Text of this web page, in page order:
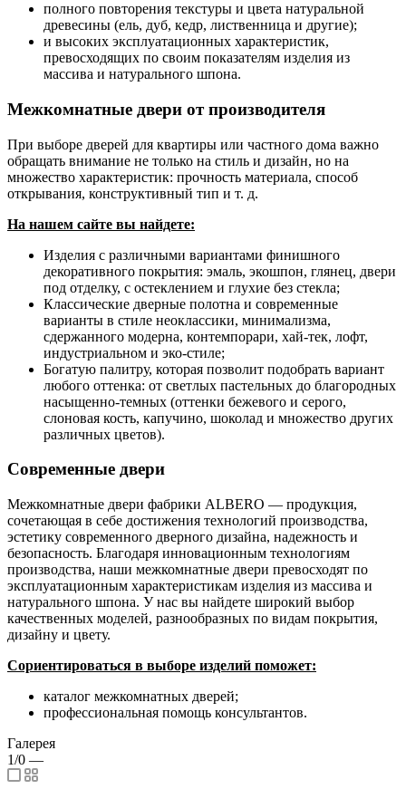
полного повторения текстуры и цвета натуральной
древесины (ель, дуб, кедр, лиственница и другие);
и высоких эксплуатационных характеристик,
превосходящих по своим показателям изделия из
массива и натурального шпона.
Межкомнатные двери от производителя
При выборе дверей для квартиры или частного дома важно
обращать внимание не только на стиль и дизайн, но на
множество характеристик: прочность материала, способ
открывания, конструктивный тип и т. д.
На нашем сайте вы найдете:
Изделия с различными вариантами финишного
декоративного покрытия: эмаль, экошпон, глянец, двери
под отделку, с остеклением и глухие без стекла;
Классические дверные полотна и современные
варианты в стиле неоклассики, минимализма,
сдержанного модерна, контемпорари, хай-тек, лофт,
индустриальном и эко-стиле;
Богатую палитру, которая позволит подобрать вариант
любого оттенка: от светлых пастельных до благородных
насыщенно-темных (оттенки бежевого и серого,
слоновая кость, капучино, шоколад и множество других
различных цветов).
Современные двери
Межкомнатные двери фабрики ALBERO — продукция,
сочетающая в себе достижения технологий производства,
эстетику современного дверного дизайна, надежность и
безопасность. Благодаря инновационным технологиям
производства, наши межкомнатные двери превосходят по
эксплуатационным характеристикам изделия из массива и
натурального шпона. У нас вы найдете широкий выбор
качественных моделей, разнообразных по видам покрытия,
дизайну и цвету.
Сориентироваться в выборе изделий поможет:
каталог межкомнатных дверей;
профессиональная помощь консультантов.
Галерея
1/0 —